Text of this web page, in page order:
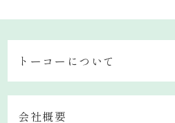
トーコーについて
会社概要